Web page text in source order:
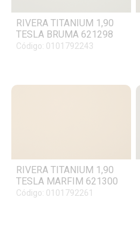
RIVERA TITANIUM 1,90
TESLA BRUMA 621298
Código: 0101792243
RIVERA TITANIUM 1,90
TESLA MARFIM 621300
Código: 0101792261